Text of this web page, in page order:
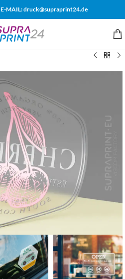
E-MAIL: druck@supraprint24.de